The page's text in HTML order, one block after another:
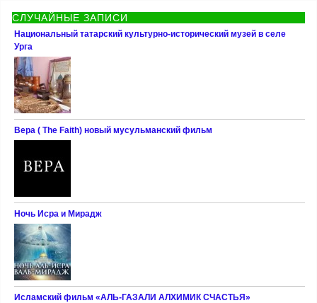
СЛУЧАЙНЫЕ ЗАПИСИ
Национальный татарский культурно-исторический музей в селе
Урга
Вера ( The Faith) новый мусульманский фильм
Ночь Исра и Мирадж
Исламский фильм «АЛЬ-ГАЗАЛИ АЛХИМИК СЧАСТЬЯ»